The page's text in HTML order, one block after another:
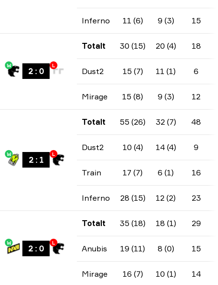
Inferno 11 (6) 9 (3) 15
W
2: 0
L
Totalt 30 (15) 20 (4) 18
Dust2 15 (7) 11 (1) 6
Mirage 15 (8) 9 (3) 12
W
2: 1
L
Totalt 55 (26) 32 (7) 48
Dust2 10 (4) 14 (4) 9
Train 17 (7) 6 (1) 16
Inferno 28 (15) 12 (2) 23
W
2: 0
L
Totalt 35 (18) 18 (1) 29
Anubis 19 (11) 8 (0) 15
Mirage 16 (7) 10 (1) 14